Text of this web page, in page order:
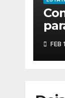
FEB